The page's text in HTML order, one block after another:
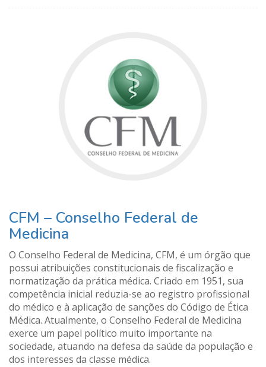
CFM – Conselho Federal de
Medicina
O Conselho Federal de Medicina, CFM, é um órgão que
possui atribuições constitucionais de fiscalização e
normatização da prática médica. Criado em 1951, sua
competência inicial reduzia-se ao registro profissional
do médico e à aplicação de sanções do Código de Ética
Médica. Atualmente, o Conselho Federal de Medicina
exerce um papel político muito importante na
sociedade, atuando na defesa da saúde da população e
dos interesses da classe médica.